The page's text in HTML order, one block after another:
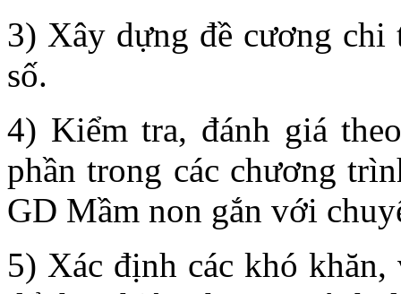
3) Xây dựng đề cương chi
số.
4) Kiểm tra, đánh giá
phần trong các chương
GD Mầm non gắn với
5) Xác định các khó